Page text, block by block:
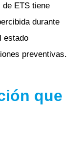
ETS tiene
durante
estado
preventivas.
que